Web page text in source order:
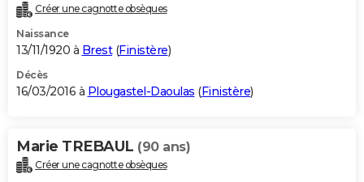
Créer une cagnotte obsèques
Naissance
13/11/1920 à Brest(Finistère)
Décès
16/03/2016 à Plougastel-Daoulas (Finistère)
Marie TREBAUL (90 ans)
Créer une cagnotte obsèques